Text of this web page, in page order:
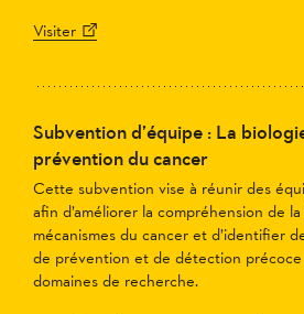
Visiter
Subvention d’équipe : La
prévention du cancer
Cette subvention vise à réunir des
afin d’améliorer la compréhension de
mécanismes du cancer et d’identifier
de prévention et de détection
domaines de recherche.